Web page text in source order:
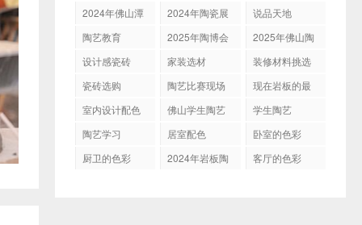
2024年佛山潭
2024年陶瓷展
说品天地
陶艺教育
2025年陶博会
2025年佛山陶
设计感瓷砖 家装选材
装修材料挑选
瓷砖选购
陶艺比赛现场
现在岩板的最
室内设计配色
佛山学生陶艺
学生陶艺
陶艺学习
居室配色
卧室的色彩
厨卫的色彩
2024年岩板陶
客厅的色彩